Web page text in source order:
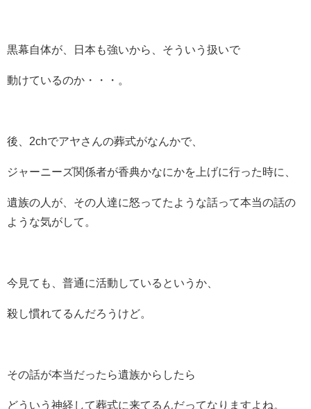
黒幕自体が、日本も強いから、そういう扱いで
動けているのか・・・。
後、2chでアヤさんの葬式がなんかで、
ジャーニーズ関係者が香典かなにかを上げに行った時に、
遺族の人が、その人達に怒ってたような話って本当の話の
ような気がして。
今見ても、普通に活動しているというか、
殺し慣れてるんだろうけど。
その話が本当だったら遺族からしたら
どういう神経して葬式に来てるんだってなりますよね。